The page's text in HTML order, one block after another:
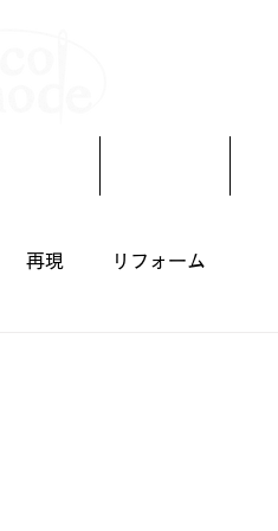
再現 リフォーム